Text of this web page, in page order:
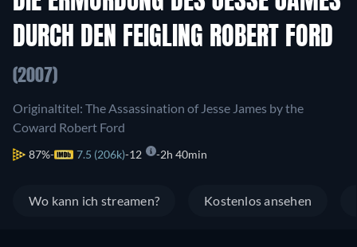
DURCH DEN FEIGLING ROBERT FORD
(2007)
Originaltitel: The Assassination of Jesse James by the
Coward Robert Ford
87% 7.5 (206k) 12 2h 40min
Wo kann ich streamen? Kostenlos ansehen